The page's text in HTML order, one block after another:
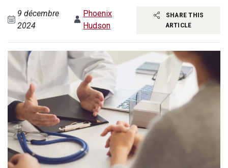
9 décembre
2024
Phoenix
Hudson
SHARE THIS
ARTICLE